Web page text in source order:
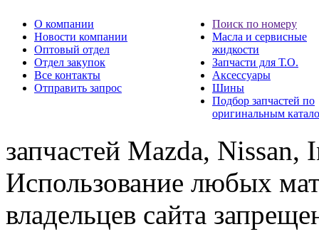
О компании
Новости компании
Оптовый отдел
Отдел закупок
Все контакты
Отправить запрос
Поиск по номеру
Масла и сервисные
жидкости
Запчасти для Т.О.
Аксессуары
Шины
Подбор запчастей по
оригинальным
запчастей Mazda,
Использование любых
владельцев сайта